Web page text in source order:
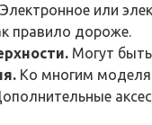
Электронное или
правило дороже.
Могут
Ко многим